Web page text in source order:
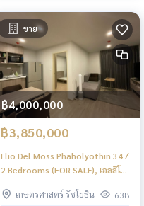
ขาย
฿4,000,000
฿3,850,000
Elio Del Moss Phaholyothin 34 /
2 Bedrooms (FOR SALE), เอลลิโอ
นอน (ขาย) PINP329
เกษตรศาสตร์ รัชโยธิน 638